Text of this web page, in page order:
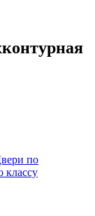
по
классу